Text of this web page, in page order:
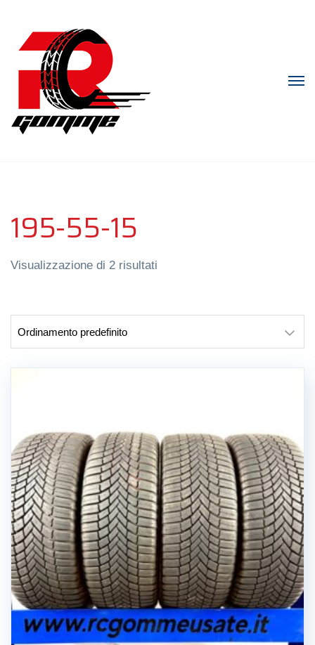
195-55-15
Visualizzazione di 2 risultati